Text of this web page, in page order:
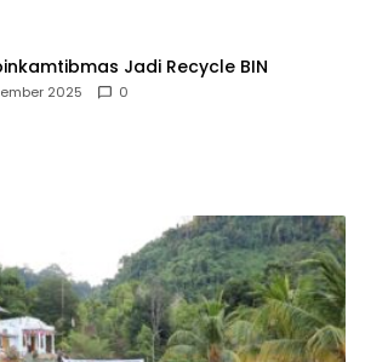
Jadi Recycle BIN
2025 0